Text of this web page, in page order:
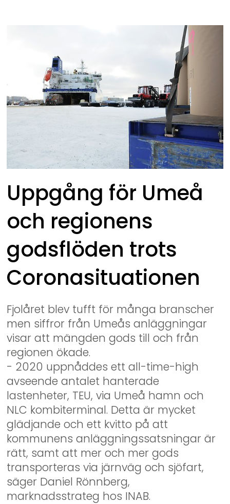
Uppgång för Umeå
och regionens
godsflöden trots
Coronasituationen
Fjolåret blev tufft för många branscher
men siffror från Umeås anläggningar
visar att mängden gods till och från
regionen ökade.
- 2020 uppnåddes ett all-time-high
avseende antalet hanterade
lastenheter, TEU, via Umeå hamn och
NLC kombiterminal. Detta är mycket
glädjande och ett kvitto på att
kommunens anläggningssatsningar är
rätt, samt att mer och mer gods
transporteras via järnväg och sjöfart,
säger Daniel Rönnberg,
marknadsstrateg hos INAB.